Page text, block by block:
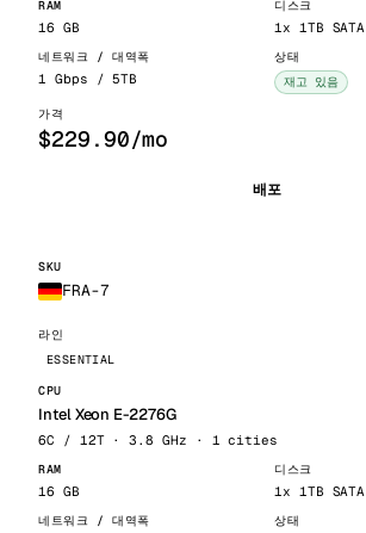
16 GB 1x 1TB SATA
1 Gbps / 5TB 재고 있음
$229.90/mo
배포
FRA-7
ESSENTIAL
Intel Xeon E-2276G
6C / 12T · 3.8 GHz · 1 cities
16 GB 1x 1TB SATA